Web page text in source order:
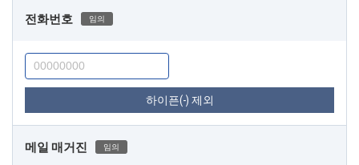
전화번호 임의
하이픈(-) 제외
메일 매거진 임의